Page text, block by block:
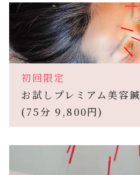
初回限定
お試しプレミアム美容鍼
(75分 9,800円)